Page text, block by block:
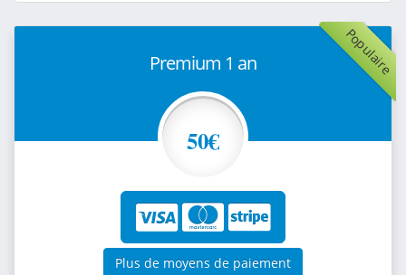
Populaire
Premium 1 an
50€
Plus de moyens de paiement